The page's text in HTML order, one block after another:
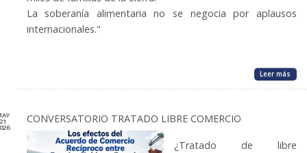
La soberanía alimentaria no se negocia por aplausos
internacionales."
Leer más
21 CONVERSATORIO TRATADO LIBRE COMERCIO
¿Tratado de libre